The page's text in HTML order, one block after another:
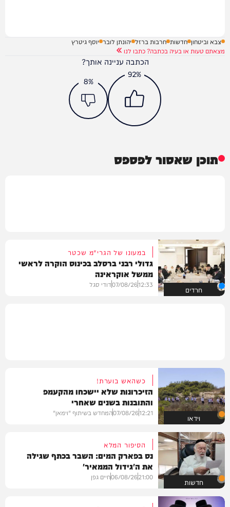
צבא וביטחון חדשות חרבות ברזל יהונתן לובר יוסף גיטרץ
מצאתם טעות או בעיה בכתבה? כתבו לנו
הכתבה עניינה אותך?
92%
8%
תוכן שאסור לפספס
חרדים
במעונו של הגרי"מ שכטר
גדולי רבני ברסלב בכינוס הוקרה לראשי
ממשל אוקראינה
12:33
07/08/26דודי סגל
וידאו
כשהאש בוערת!
הזיכרונות שלא יישכחו מהקעמפ
והתובנות בשנים שאחרי
12:21
07/08/26המחדש בשיתוף "וימאן"
חדשות
הסיפור המלא
נס בפארק המים: השבר בכתף שגילה
את ה'גידול הממאיר'
21:00
06/08/26חיים גפן